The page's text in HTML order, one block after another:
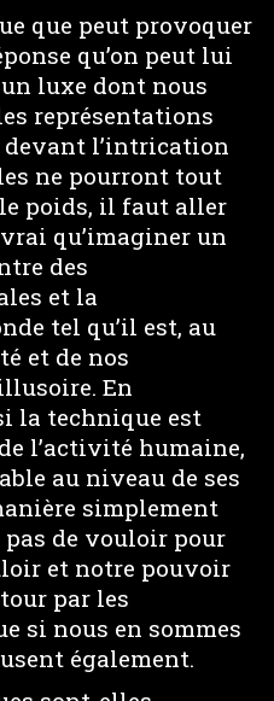
que peut provoquer
qu’on peut lui
luxe dont nous
représentations
l’intrication
ne pourront tout
poids, il faut aller
qu’imaginer un
des
et la
tel qu’il est, au
et de nos
En
la technique est
l’activité humaine,
au niveau de ses
simplement
de vouloir pour
et notre pouvoir
par les
si nous en sommes
également.